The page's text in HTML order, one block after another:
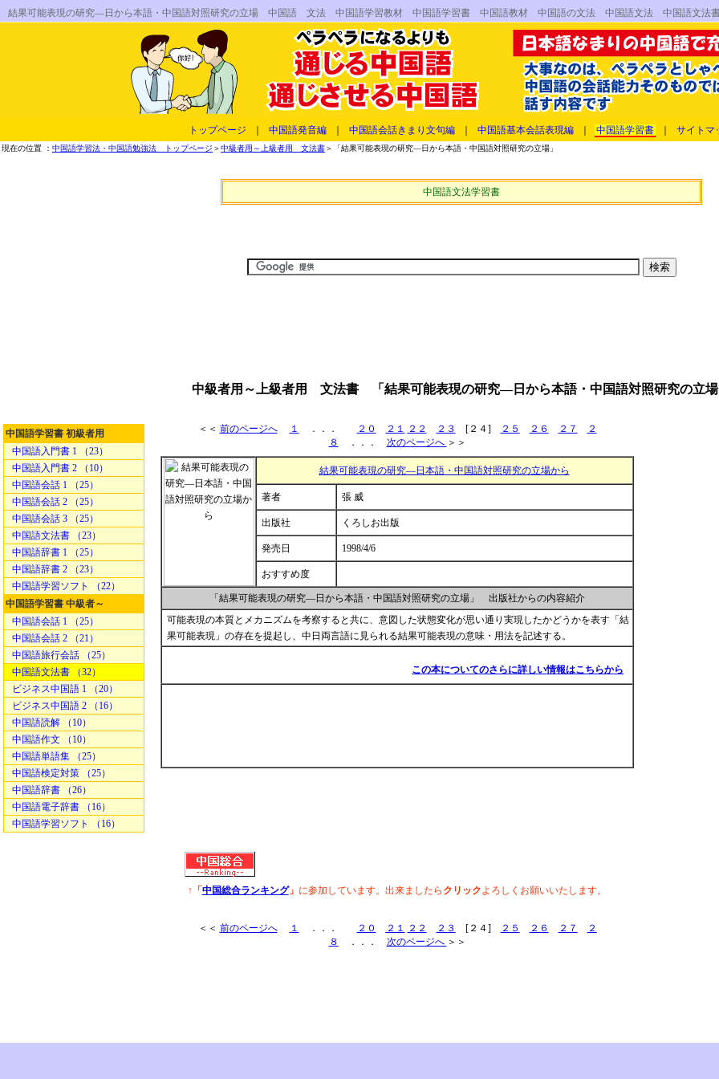
結果可能表現の研究―日から本語・中国語対照研究の立場 中国語 文法 中国語学習教材 中国語学習書 中国語教材 中国語の文法 中国語文法 中国語文法
トップページ 中国語発音編 中国語会話きまり文句編 中国語基本会話表現編 中国語学習書 サイトマ
現在の位置 ： 中国語学習法・中国語勉強法 トップページ ＞中級者用～上級者用 文法書＞「結果可能表現の研究―日から本語・中国語対照研究の立場」
中国語文法学習書
中級者用～上級者用 文法書 「結果可能表現の研究―日から本語・中国語対照研究の立
中国語学習書 初級者用
中国語入門書 1 （23）
中国語入門書 2 （10）
中国語会話 1 （25）
中国語会話 2 （25）
中国語会話 3 （25）
中国語文法書 （23）
中国語辞書 1 （25）
中国語辞書 2 （23）
中国語学習ソフト （22）
中国語学習書 中級者～
中国語会話 1 （25）
中国語会話 2 （21）
中国語旅行会話 （25）
中国語文法書 （32）
ビジネス中国語 1 （20）
ビジネス中国語 2 （16）
中国語読解 （10）
中国語作文 （10）
中国語単語集 （25）
中国語検定対策 （25）
中国語辞書 （26）
中国語電子辞書 （16）
中国語学習ソフト （16）
＜＜ 前のページへ １ ．．． ２０ ２１ ２２ ２３ [２４] ２５ ２６ ２７
２
８
．．． 次のページへ ＞＞
結果可能表現の研究―日本語・中国語対照研究の立場から
著者 張 威
出版社 くろしお出版
発売日 1998/4/6
おすすめ度
「結果可能表現の研究―日から本語・中国語対照研究の立場」 出版社からの内容紹介
可能表現の本質とメカニズムを考察すると共に、意図した状態変化が思い通り実現したかどうかを表す「結
果可能表現」の存在を提起し、中日両言語に見られる結果可能表現の意味・用法を記述する。
この本についてのさらに詳しい情報はこちらから
↑「 中国総合ランキング」 に参加しています。出来ましたら クリックよろしくお願いいたします。
＜＜ 前のページへ １ ．．． ２０ ２１ ２２ ２３ [２４] ２５ ２６ ２７
２
８
．．． 次のページへ ＞＞